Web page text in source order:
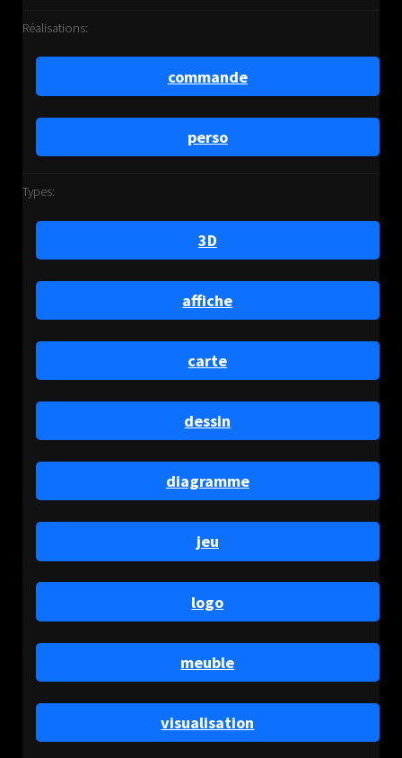
Réalisations:
commande
perso
Types:
3D
affiche
carte
dessin
diagramme
jeu
logo
meuble
visualisation